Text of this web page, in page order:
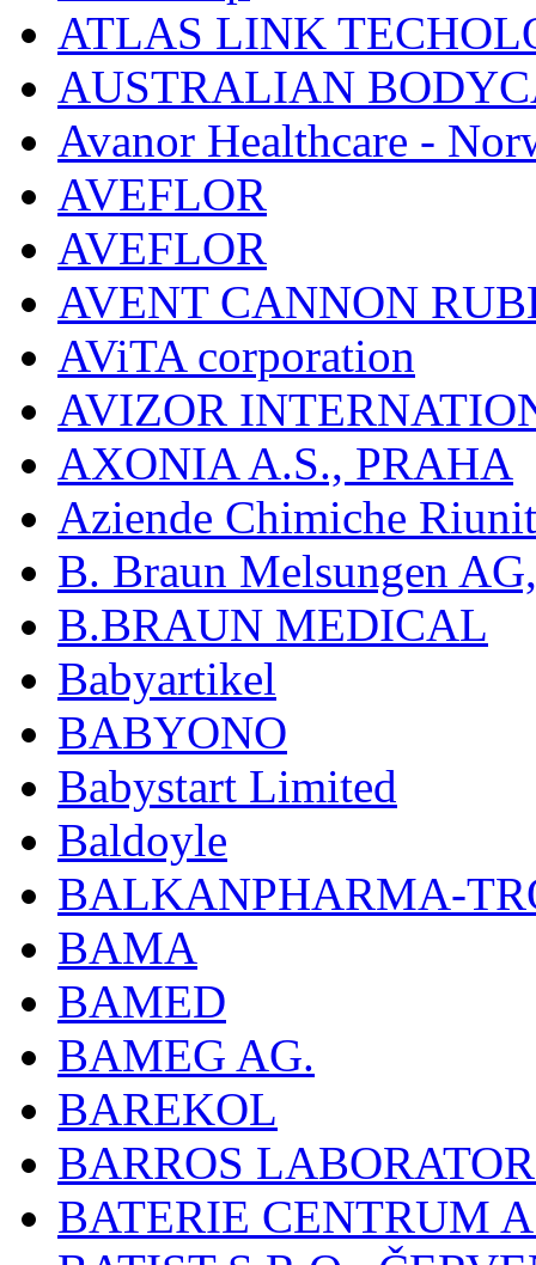
ATLAS LINK
AUSTRALIAN
Avanor Healthcare -
AVEFLOR
AVEFLOR
AVENT CANNON
AViTA corporation
AVIZOR
AXONIA A.S., PRAHA
Aziende Chimiche
B. Braun Melsungen
B.BRAUN MEDICAL
Babyartikel
BABYONO
Babystart Limited
Baldoyle
BALKANPHARMA-
BAMA
BAMED
BAMEG AG.
BAREKOL
BARROS
BATERIE CENTRUM